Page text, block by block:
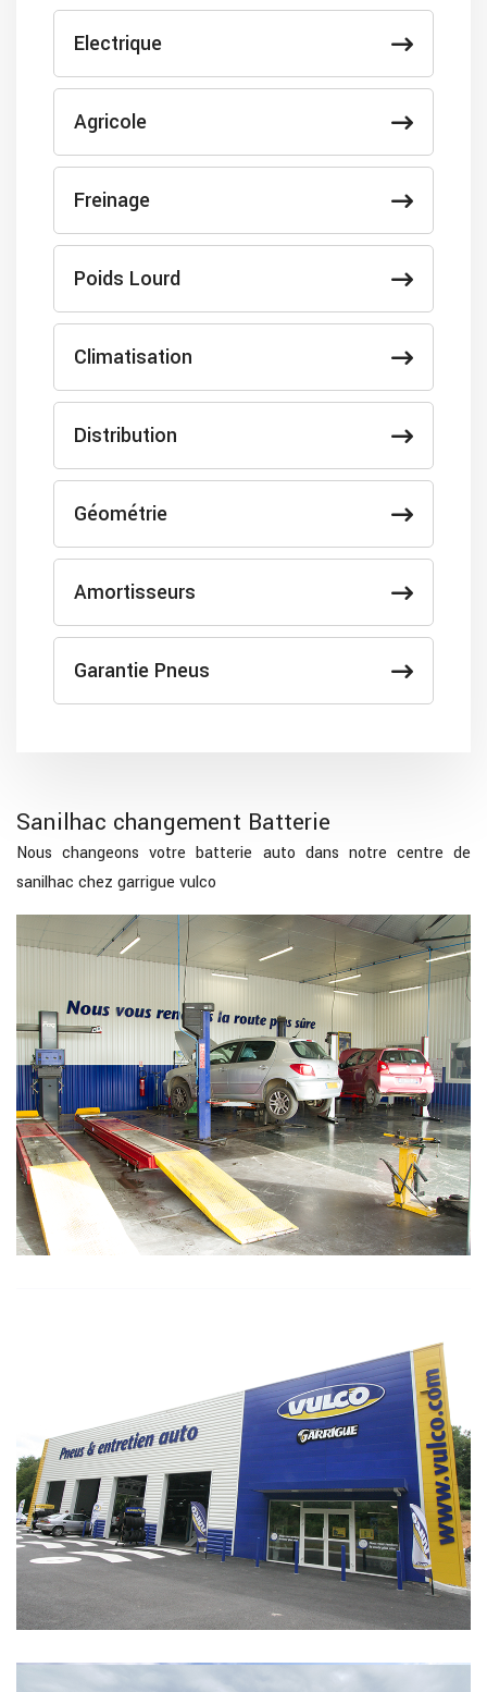
Electrique
Agricole
Freinage
Poids Lourd
Climatisation
Distribution
Géométrie
Amortisseurs
Garantie Pneus
Sanilhac changement Batterie
Nous changeons votre batterie auto dans notre centre de
sanilhac chez garrigue vulco